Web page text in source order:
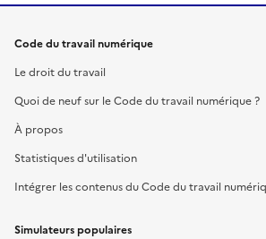
Code du travail numérique
Le droit du travail
Quoi de neuf sur le Code du travail numérique ?
À propos
Statistiques d'utilisation
Intégrer les contenus du Code du travail
Simulateurs populaires